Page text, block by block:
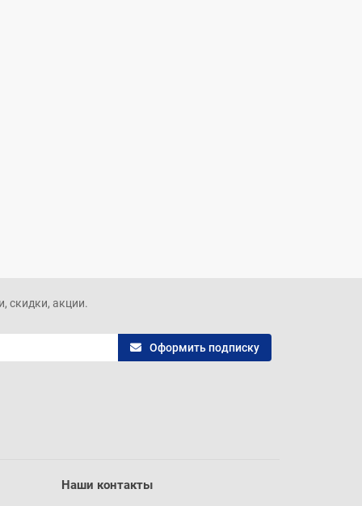
скидки, акции.
Оформить подписку
Наши контакты